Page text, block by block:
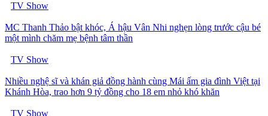
TV Show
MC Thanh Thảo bật khóc, Á hậu Vân Nhi nghẹn lòng trước cậu bé
một mình chăm mẹ bệnh tâm thần
TV Show
Nhiều nghệ sĩ và khán giả đồng hành cùng Mái ấm gia đình Việt tại
Khánh Hòa, trao hơn 9 tỷ đồng cho 18 em nhỏ khó khăn
TV Show